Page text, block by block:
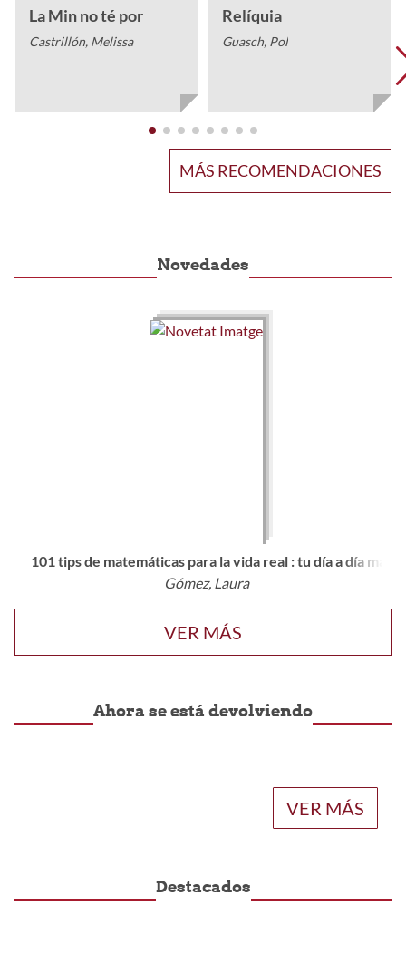
La Min no té por
Castrillón, Melissa
Relíquia
Guasch, Pol
MÁS RECOMENDACIONES
Novedades
101 tips de matemáticas para la vida real : tu día a día más
Gómez, Laura
VER MÁS
Ahora se está devolviendo
VER MÁS
Destacados